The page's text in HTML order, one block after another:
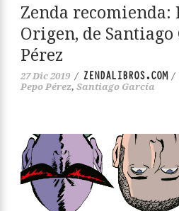
Zenda recomienda:
Origen, de Santiago
Pérez
27 Dic 2019 / ZENDALIBROS.COM/
Pepo Pérez, Santiago García